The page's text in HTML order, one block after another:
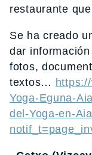
restaurante
Se ha creado
dar
fotos,
textos…
Yoga-Eguna-
del-Yoga-en-